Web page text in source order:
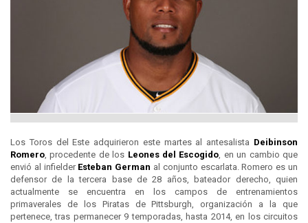
Los Toros del Este adquirieron este martes al antesalista Deibinson
Romero, procedente de los Leones del Escogido, en un cambio que
envió al infielder Esteban German al conjunto escarlata. Romero es un
defensor de la tercera base de 28 años, bateador derecho, quien
actualmente se encuentra en los campos de entrenamientos
primaverales de los Piratas de Pittsburgh, organización a la que
pertenece, tras permanecer 9 temporadas, hasta 2014, en los circuitos